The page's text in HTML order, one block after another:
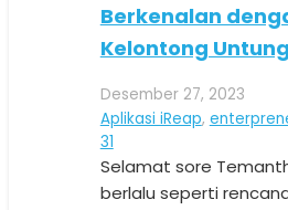
Berkenalan
Kelontong
Desember 27, 2023
Aplikasi iReap,
31Komentar
Selamat sore
berlalu seperti